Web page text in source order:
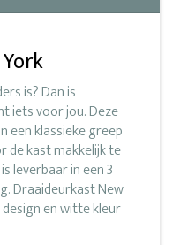
is? Dan is
iets voor jou. Deze
een klassieke greep
de kast makkelijk te
leverbaar in een 3
Draaideurkast New
en witte kleur